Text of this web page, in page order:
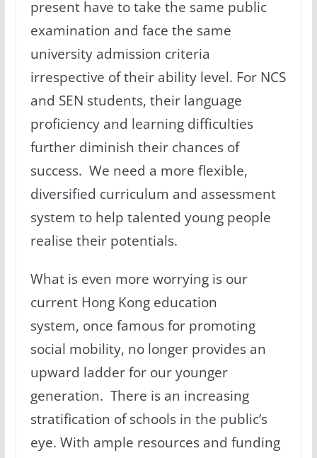
present have to take the same public
examination and face the same
university admission criteria
irrespective of their ability level. For NCS
and SEN students, their language
proficiency and learning difficulties
further diminish their chances of
success. We need a more flexible,
diversified curriculum and assessment
system to help talented young people
realise their potentials.
What is even more worrying is our
current Hong Kong education
system, once famous for promoting
social mobility, no longer provides an
upward ladder for our younger
generation. There is an increasing
stratification of schools in the public’s
eye. With ample resources and funding